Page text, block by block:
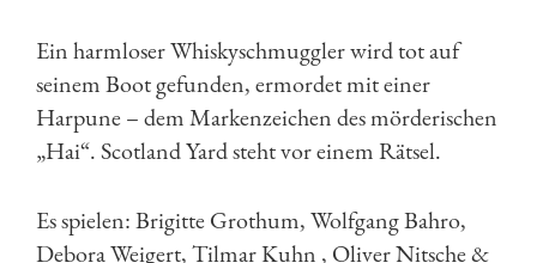
Ein harmloser Whiskyschmuggler wird tot auf
seinem Boot gefunden, ermordet mit einer
Harpune – dem Markenzeichen des mörderischen
„Hai“. Scotland Yard steht vor einem Rätsel.
Es spielen: Brigitte Grothum, Wolfgang Bahro,
Debora Weigert, Tilmar Kuhn , Oliver Nitsche &